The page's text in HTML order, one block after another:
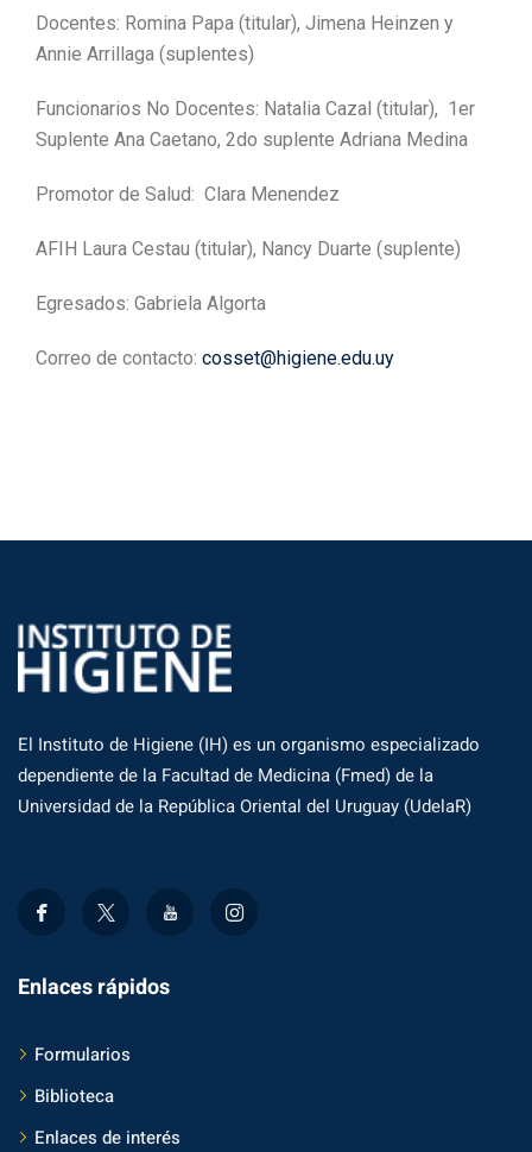
Docentes: Romina Papa (titular), Jimena Heinzen y
Annie Arrillaga (suplentes)
Funcionarios No Docentes: Natalia Cazal (titular), 1er
Suplente Ana Caetano, 2do suplente Adriana Medina
Promotor de Salud: Clara Menendez
AFIH Laura Cestau (titular), Nancy Duarte (suplente)
Egresados: Gabriela Algorta
Correo de contacto: cosset@higiene.edu.uy
El Instituto de Higiene (IH) es un organismo especializado
dependiente de la Facultad de Medicina (Fmed) de la
Universidad de la República Oriental del Uruguay (UdelaR)
Enlaces rápidos
Formularios
Biblioteca
Enlaces de interés